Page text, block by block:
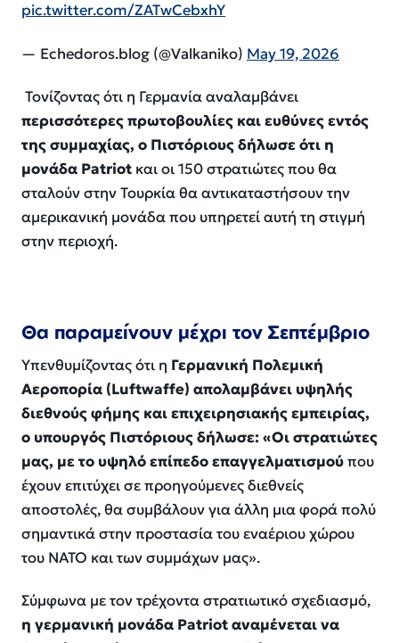
pic.twitter.com/ZATwCebxhY
— Echedoros.blog (@Valkaniko) May 19, 2026
Τονίζοντας ότι η Γερμανία αναλαμβάνει
περισσότερες πρωτοβουλίες και ευθύνες εντός
της συμμαχίας, ο Πιστόριους δήλωσε ότι η
μονάδα Patriot και οι 150 στρατιώτες που θα
σταλούν στην Τουρκία θα αντικαταστήσουν την
αμερικανική μονάδα που υπηρετεί αυτή τη στιγμή
στην περιοχή.
Θα παραμείνουν μέχρι τον Σεπτέμβριο
Υπενθυμίζοντας ότι η Γερμανική Πολεμική
Αεροπορία (Luftwaffe) απολαμβάνει υψηλής
διεθνούς φήμης και επιχειρησιακής εμπειρίας,
ο υπουργός Πιστόριους δήλωσε: «Οι στρατιώτες
μας, με το υψηλό επίπεδο επαγγελματισμούπου
έχουν επιτύχει σε προηγούμενες διεθνείς
αποστολές, θα συμβάλουν για άλλη μια φορά πολύ
σημαντικά στην προστασία του εναέριου χώρου
του ΝΑΤΟ και των συμμάχων μας».
Σύμφωνα με τον τρέχοντα στρατιωτικό σχεδιασμό,
η γερμανική μονάδα Patriot αναμένεται να